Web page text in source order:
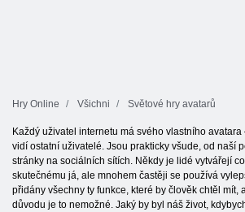
Hry Online Všichni Světové hry avatarů
Každý uživatel internetu má svého vlastního
vidí ostatní uživatelé. Jsou prakticky všude, od naší
stránky na sociálních sítích. Někdy je lidé vytvářejí
skutečnému já, ale mnohem častěji se používá
přidány všechny ty funkce, které by člověk chtěl mít,
důvodu je to nemožné. Jaký by byl náš život,